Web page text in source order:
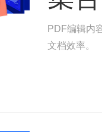
PDF编辑内
文档效率。